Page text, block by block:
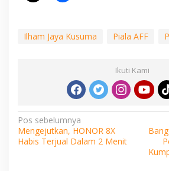
Ilham Jaya Kusuma Piala AFF
Ikuti Kami
Navigasi
pos
Pos sebelumnya
Mengejutkan, HONOR 8X
Habis Terjual Dalam 2 Menit